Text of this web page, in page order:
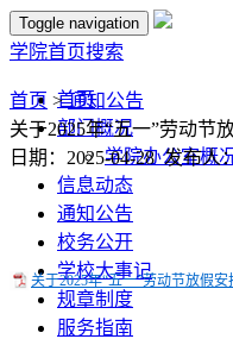
Toggle navigation
学院首页搜索
首页
部门概况
学院办公室概
信息动态
通知公告
校务公开
学校大事记
规章制度
服务指南
首页 >通知公告
关于2025年“五一”劳动节
日期：2025-04-28 发布人
关于2025年“五一”劳动节放假